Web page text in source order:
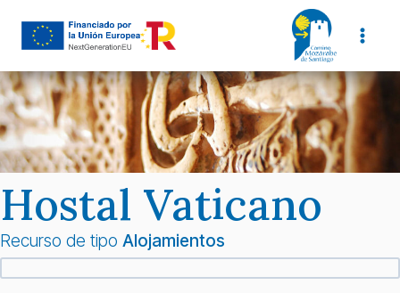
Hostal Vaticano
Recurso de tipo Alojamientos